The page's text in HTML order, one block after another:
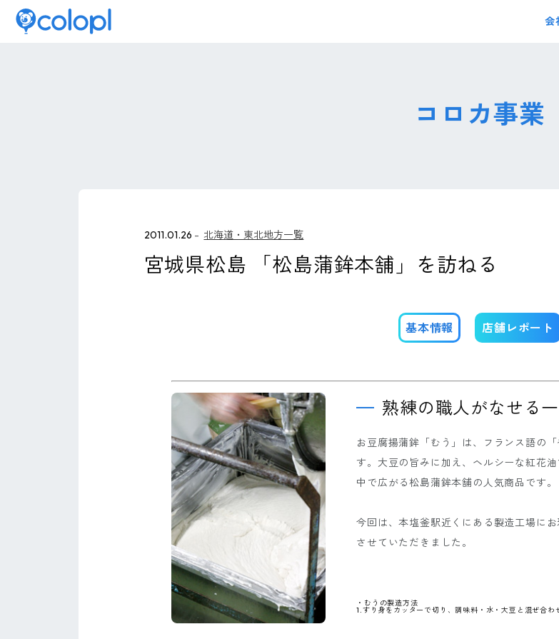
会
コロカ事業
2011.01.26 北海道・東北地方一覧
宮城県松島 「松島蒲鉾本舗」を訪ねる
基本情報 店舗レポート
熟練の職人がなせる
お豆腐揚蒲鉾「むう」は、フランス語の
す。大豆の旨みに加え、ヘルシーな紅花
中で広がる松島蒲鉾本舗の人気商品です。
今回は、本塩釜駅近くにある製造工場に
させていただきました。
・むうの製造方法
1.すり身をカッターで切り、調味料・水・大豆と混ぜ合